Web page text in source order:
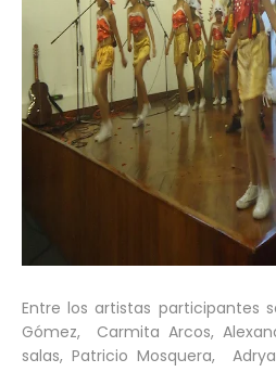
Entre los artistas participantes
Gómez, Carmita Arcos,
salas, Patricio Mosquera,